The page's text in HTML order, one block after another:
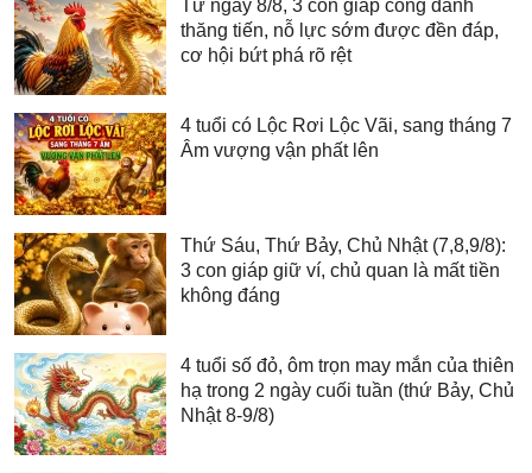
Từ ngày 8/8, 3 con giáp công danh
thăng tiến, nỗ lực sớm được đền đáp,
cơ hội bứt phá rõ rệt
4 tuổi có Lộc Rơi Lộc Vãi, sang tháng 7
Âm vượng vận phất lên
Thứ Sáu, Thứ Bảy, Chủ Nhật (7,8,9/8):
3 con giáp giữ ví, chủ quan là mất tiền
không đáng
4 tuổi số đỏ, ôm trọn may mắn của thiên
hạ trong 2 ngày cuối tuần (thứ Bảy, Chủ
Nhật 8-9/8)